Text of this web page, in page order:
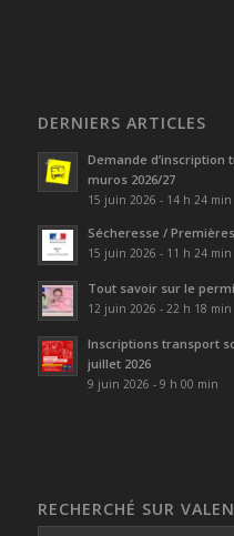
DERNIERS ARTICLES
Demande
muros 2026/27
15 juin 2026 - 14 h 24 min
Sécheresse /
15 juin 2026 - 11 h 24 min
Tout savoir sur le
12 juin 2026 - 22 h 18 min
Inscriptions transport
juillet 2026
9 juin 2026 - 9 h 00 min
RECHERCHÉ SUR